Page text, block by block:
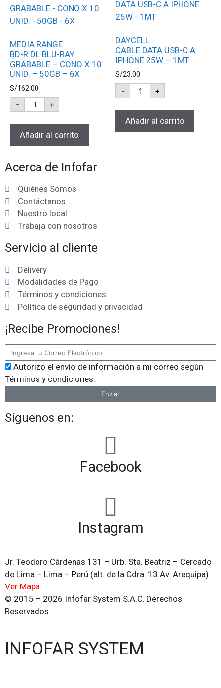
MEDIA RANGE
BD-R DL BLU-RAY
GRABABLE – CONO X 10
UNID. – 50GB – 6X
S/162.00
- +
Añadir al carrito
DAYCELL
CABLE DATA USB-C A
IPHONE 25W – 1MT
S/23.00
- +
Añadir al carrito
Acerca de Infofar
Quiénes Somos
Contáctanos
Nuestro local
Trabaja con nosotros
Servicio al cliente
Delivery
Modalidades de Pago
Términos y condiciones
Política de seguridad y privacidad
¡Recibe Promociones!
Autorizo el envío de información a mi correo según
Términos y condiciones.
Enviar
Síguenos en:
Facebook
Instagram
Jr. Teodoro Cárdenas 131 – Urb. Sta. Beatriz – Cercado
de Lima – Lima – Perú (alt. de la Cdra. 13 Av. Arequipa)
Ver Mapa
© 2015 – 2026 Infofar System S.A.C. Derechos
Reservados
INFOFAR SYSTEM